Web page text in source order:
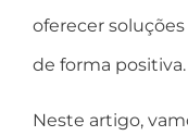
oferecer
de forma positiva.
Neste artigo,